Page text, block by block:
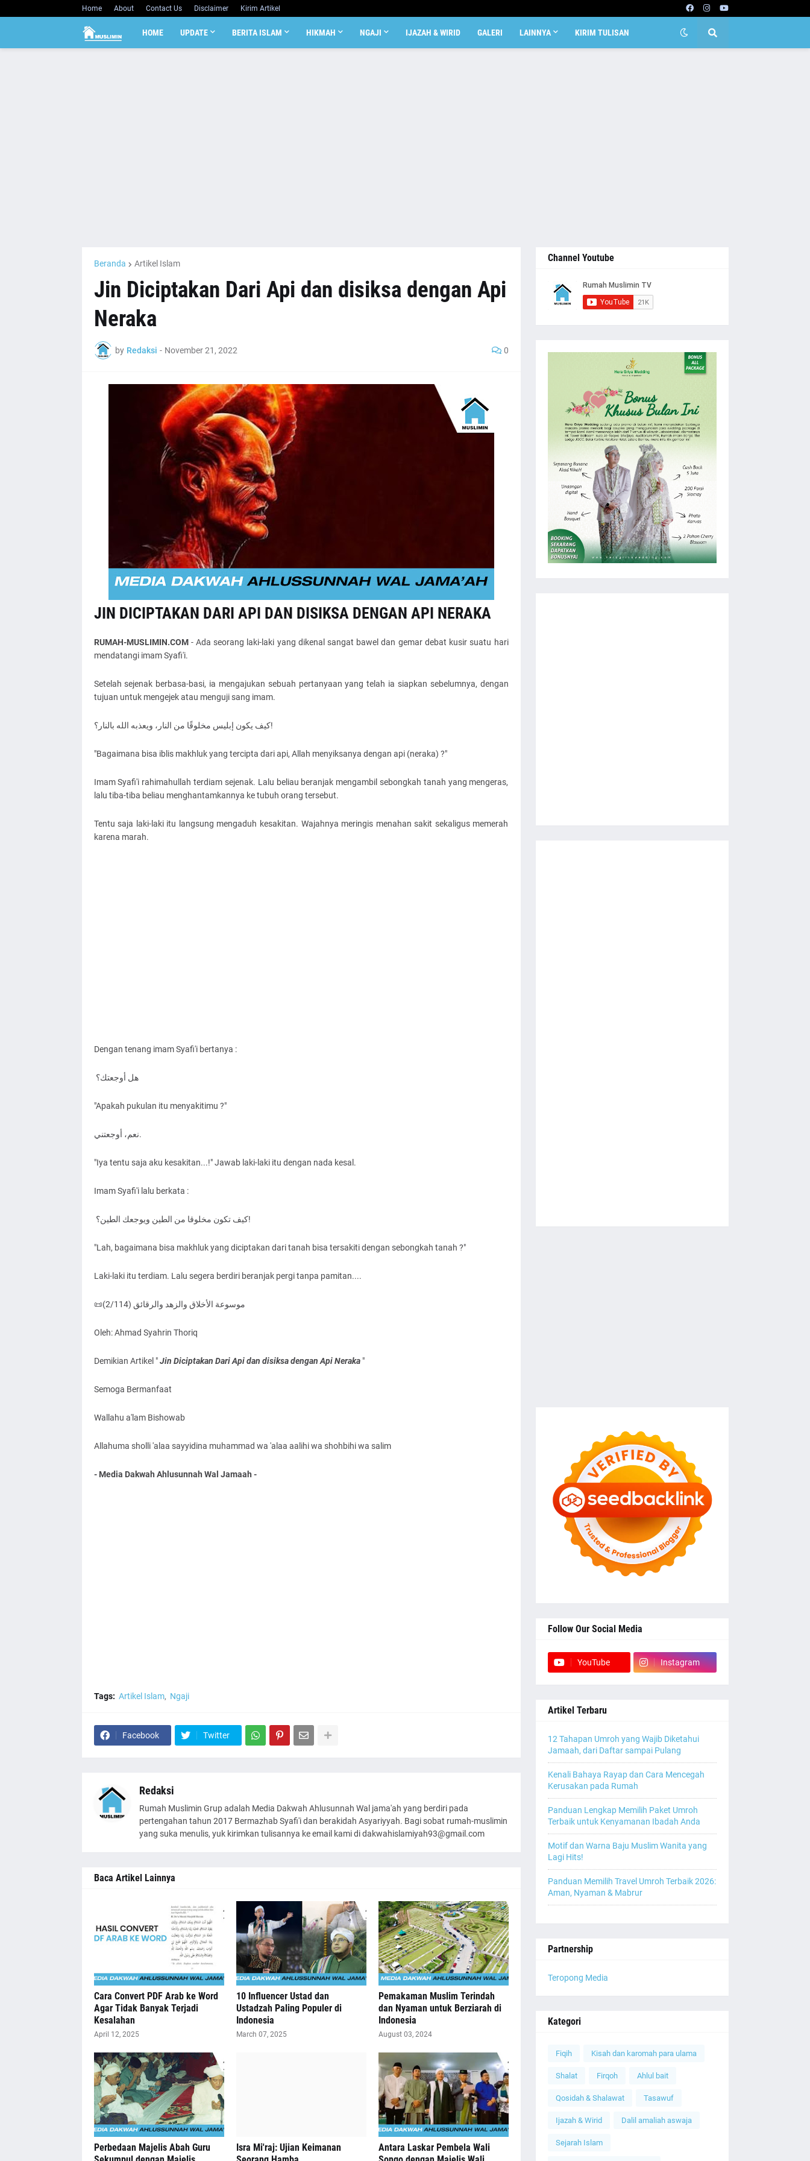
Home About Contact Us Disclaimer Kirim Artikel
HOME UPDATE BERITA ISLAM HIKMAH NGAJI IJAZAH & WIRID GALERI LAINNYA KIRIM TULISAN
Beranda Artikel Islam
Jin Diciptakan Dari Api dan disiksa dengan Api
Neraka
by Redaksi - November 21, 2022 0
JIN DICIPTAKAN DARI API DAN DISIKSA DENGAN API NERAKA
RUMAH-MUSLIMIN.COM- Ada seorang laki-laki yang dikenal sangat bawel dan gemar debat kusir suatu hari
mendatangi imam Syafi'i.
Setelah sejenak berbasa-basi, ia mengajukan sebuah pertanyaan yang telah ia siapkan sebelumnya, dengan
tujuan untuk mengejek atau menguji sang imam.
كيف يكون إبليس مخلوقًا من النار، ويعذبه الله بالنار؟!
"Bagaimana bisa iblis makhluk yang tercipta dari api, Allah menyiksanya dengan api (neraka) ?"
Imam Syafi'i rahimahullah terdiam sejenak. Lalu beliau beranjak mengambil sebongkah tanah yang mengeras,
lalu tiba-tiba beliau menghantamkannya ke tubuh orang tersebut.
Tentu saja laki-laki itu langsung mengaduh kesakitan. Wajahnya meringis menahan sakit sekaligus memerah
karena marah.
Dengan tenang imam Syafi'i bertanya :
هل أوجعتك؟
"Apakah pukulan itu menyakitimu ?"
نعم، أوجعتني.
"Iya tentu saja aku kesakitan...!" Jawab laki-laki itu dengan nada kesal.
Imam Syafi'i lalu berkata :
كيف تكون مخلوقا من الطين ويوجعك الطين؟!
"Lah, bagaimana bisa makhluk yang diciptakan dari tanah bisa tersakiti dengan sebongkah tanah ?"
Laki-laki itu terdiam. Lalu segera berdiri beranjak pergi tanpa pamitan....
📜موسوعة الأخلاق والزهد والرقائق (2/114)
Oleh: Ahmad Syahrin Thoriq
Demikian Artikel "Jin Diciptakan Dari Api dan disiksa dengan Api Neraka "
Semoga Bermanfaat
Wallahu a'lam Bishowab
Allahuma sholli 'alaa sayyidina muhammad wa 'alaa aalihi wa shohbihi wa salim
- Media Dakwah Ahlusunnah Wal Jamaah -
Tags: Artikel Islam Ngaji
Facebook Twitter
Redaksi
Rumah Muslimin Grup adalah Media Dakwah Ahlusunnah Wal jama'ah yang berdiri pada
pertengahan tahun 2017 Bermazhab Syafi'i dan berakidah Asyariyyah. Bagi sobat rumah-muslimin
yang suka menulis, yuk kirimkan tulisannya ke email kami di dakwahislamiyah93@gmail.com
Baca Artikel Lainnya
Cara Convert PDF Arab ke Word
Agar Tidak Banyak Terjadi
Kesalahan
April 12, 2025
10 Influencer Ustad dan
Ustadzah Paling Populer di
Indonesia
March 07, 2025
Pemakaman Muslim Terindah
dan Nyaman untuk Berziarah di
Indonesia
August 03, 2024
Perbedaan Majelis Abah Guru
Isra Mi'raj: Ujian Keimanan
Antara Laskar Pembela Wali
Channel Youtube
Follow Our Social Media
YouTube Instagram
Artikel Terbaru
12 Tahapan Umroh yang Wajib Diketahui
Jamaah, dari Daftar sampai Pulang
Kenali Bahaya Rayap dan Cara Mencegah
Kerusakan pada Rumah
Panduan Lengkap Memilih Paket Umroh
Terbaik untuk Kenyamanan Ibadah Anda
Motif dan Warna Baju Muslim Wanita yang
Lagi Hits!
Panduan Memilih Travel Umroh Terbaik 2026:
Aman, Nyaman & Mabrur
Partnership
Teropong Media
Kategori
Fiqih Kisah dan karomah para ulama
Shalat Firqoh Ahlul bait
Qosidah & Shalawat Tasawuf
Ijazah & Wirid Dalil amaliah aswaja
Sejarah Islam